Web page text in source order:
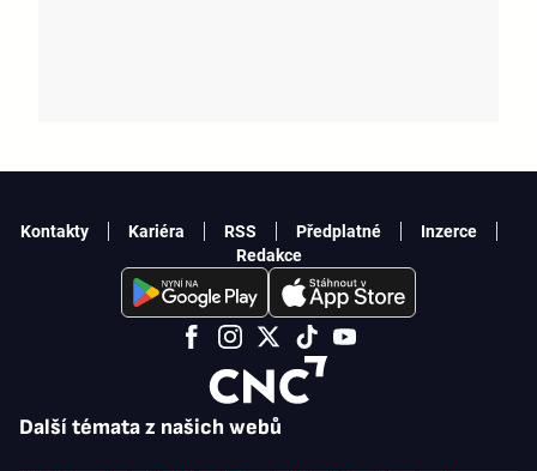
Další témata z našich webů
Kontakty Kariéra RSS Předplatné
Inzerce
Redakce